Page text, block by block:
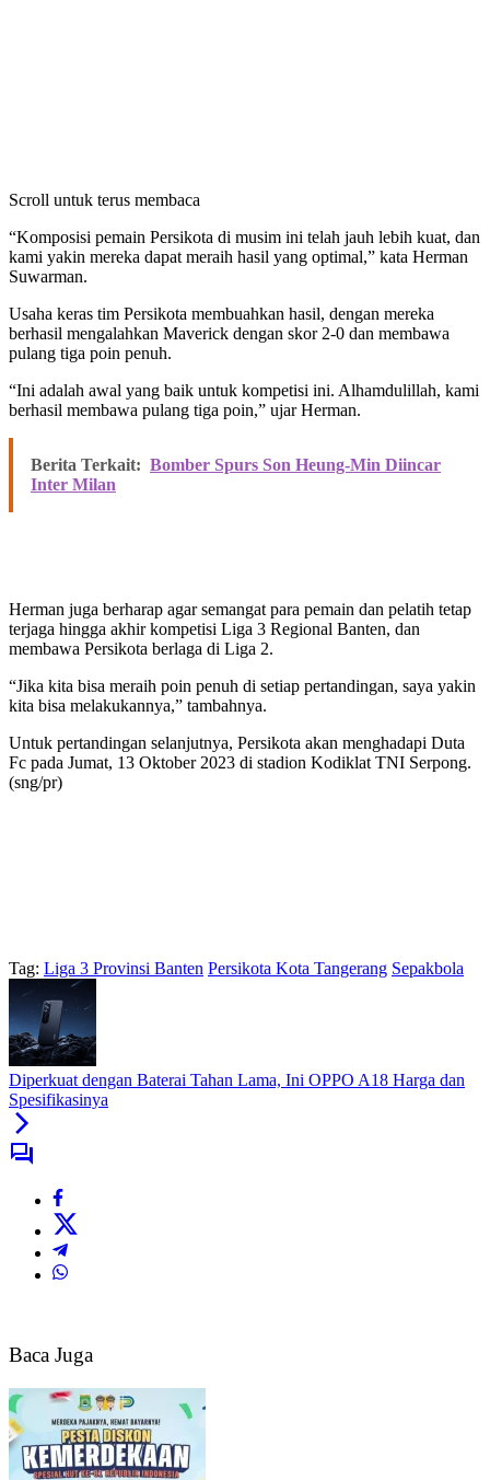
Scroll untuk terus membaca
“Komposisi pemain Persikota di musim ini telah jauh lebih kuat, dan
kami yakin mereka dapat meraih hasil yang optimal,” kata Herman
Suwarman.
Usaha keras tim Persikota membuahkan hasil, dengan mereka
berhasil mengalahkan Maverick dengan skor 2-0 dan membawa
pulang tiga poin penuh.
“Ini adalah awal yang baik untuk kompetisi ini. Alhamdulillah, kami
berhasil membawa pulang tiga poin,” ujar Herman.
Berita Terkait: Bomber Spurs Son Heung-Min Diincar
Inter Milan
Herman juga berharap agar semangat para pemain dan pelatih tetap
terjaga hingga akhir kompetisi Liga 3 Regional Banten, dan
membawa Persikota berlaga di Liga 2.
“Jika kita bisa meraih poin penuh di setiap pertandingan, saya yakin
kita bisa melakukannya,” tambahnya.
Untuk pertandingan selanjutnya, Persikota akan menghadapi Duta
Fc pada Jumat, 13 Oktober 2023 di stadion Kodiklat TNI Serpong.
(sng/pr)
Tag: Liga 3 Provinsi Banten Persikota Kota Tangerang Sepakbola
Diperkuat dengan Baterai Tahan Lama, Ini OPPO A18 Harga dan
Spesifikasinya
Baca Juga